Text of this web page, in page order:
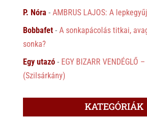
P. Nóra - AMBRUS LAJOS: A
Bobbafet- A sonkapácolás titkai,
sonka?
Egy utazó- EGY BIZARR VENDÉGLŐ
(Szilsárkány)
KATEGÓRIÁK